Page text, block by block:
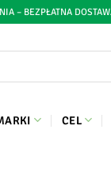
– BEZPŁATNA
CEL